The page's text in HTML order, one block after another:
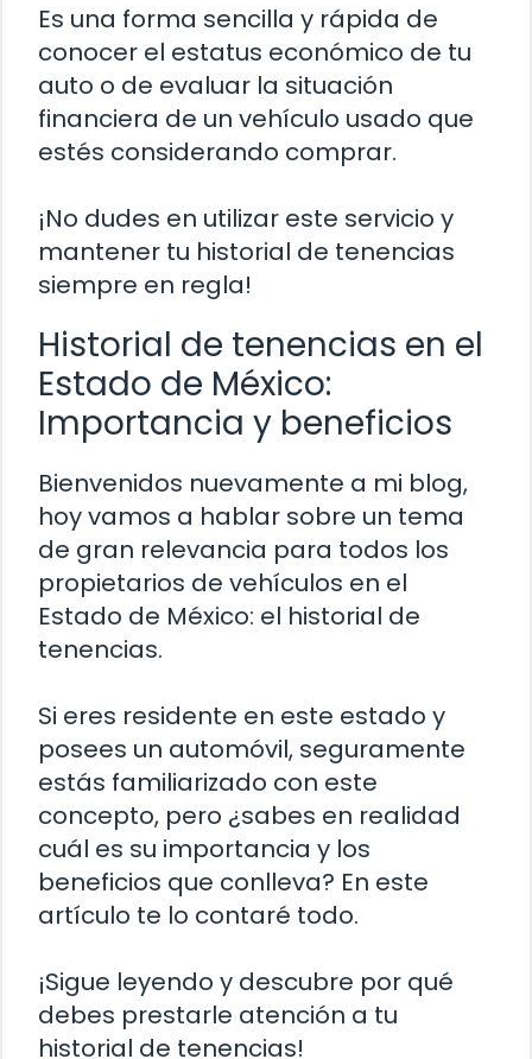
Es una forma sencilla y rápida de
conocer el estatus económico de tu
auto o de evaluar la situación
financiera de un vehículo usado que
estés considerando comprar.
¡No dudes en utilizar este servicio y
mantener tu historial de tenencias
siempre en regla!
Historial de tenencias en el
Estado de México:
Importancia y beneficios
Bienvenidos nuevamente a mi blog,
hoy vamos a hablar sobre un tema
de gran relevancia para todos los
propietarios de vehículos en el
Estado de México: el historial de
tenencias.
Si eres residente en este estado y
posees un automóvil, seguramente
estás familiarizado con este
concepto, pero ¿sabes en realidad
cuál es su importancia y los
beneficios que conlleva? En este
artículo te lo contaré todo.
¡Sigue leyendo y descubre por qué
debes prestarle atención a tu
historial de tenencias!